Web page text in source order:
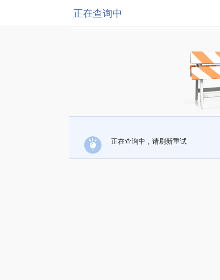
正在查询中
正在查询中，请刷新重试